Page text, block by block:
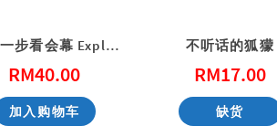
一步一步看会幕 Exploring the Tabernacle Step by Step
RM40.00
加入购物车
不听话的狐獴
RM17.00
缺货